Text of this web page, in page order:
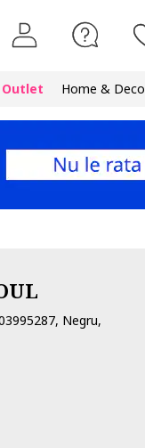
Outlet Home & Deco
Negru,